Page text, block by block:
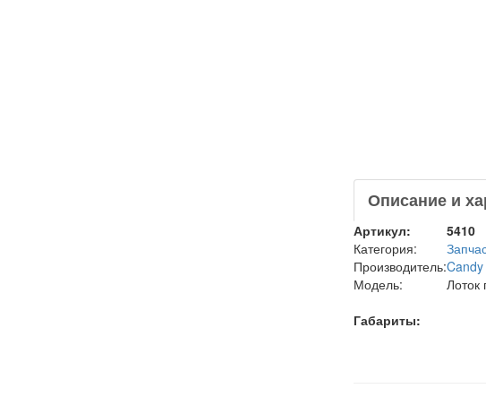
Описание и
Артикул:
5410
Категория:
Производитель:Candy
Модель:
Лоток
Габариты: